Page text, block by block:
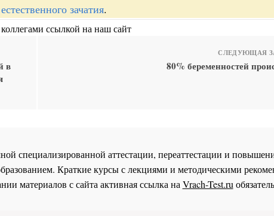
зачатия.
ссылкой на наш сайт
в
СЛЕДУЮЩАЯ
80% беременностей
специализированной аттестации, переаттестации и
Краткие курсы с лекциями и методическими
материалов с сайта активная ссылка наVrach-Test.ru